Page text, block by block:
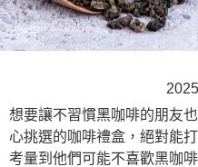
想要讓不習慣黑咖啡的朋友
心挑選的咖啡禮盒，絕對能
考量到他們可能不喜歡黑咖